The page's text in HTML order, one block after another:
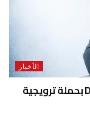
الأخبار
ستورمي يطلق ألبومه الجديد DESPERADO بحملة ترويجية